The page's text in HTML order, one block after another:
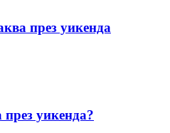
през уикенда
уикенда?